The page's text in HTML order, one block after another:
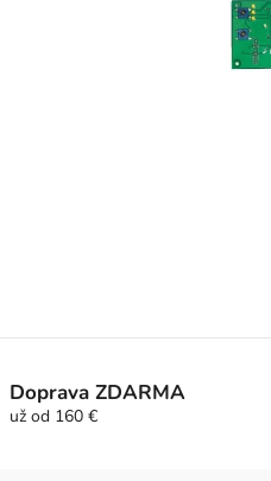
Doprava ZDARMA
už od 160 €